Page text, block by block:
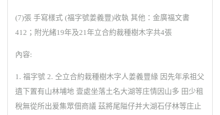
(7)張 手寫樣式 (福字號姜義豐)收執 其他：金廣福文書
412；附光緒19年及21年立合約裁種樹木字共4張
內容:
1. 福字號 2. 仝立合約栽種樹木字人姜義豐緣 因先年承祖父
遺下置有山林埔地 壹處坐落土名大湖等庄情因山多 田少租
稅無從所出爰集眾佃商議 茲將尾隘仔并大湖石仔林等庄止